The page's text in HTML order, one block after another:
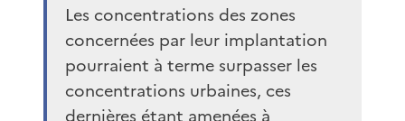
Les concentrations des zones
concernées par leur implantation
pourraient à terme surpasser les
concentrations urbaines, ces
dernières étant amenées à